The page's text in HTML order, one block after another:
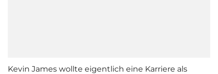
Kevin James wollte eigentlich eine Karriere als